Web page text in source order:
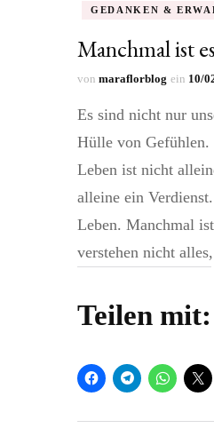
GEDANKEN &
Manchmal ist
von maraflorblog ein 10/
Es sind nicht nur
Hülle von
Leben ist nicht
alleine ein
Leben. Manchmal
verstehen nicht
Teilen mit: